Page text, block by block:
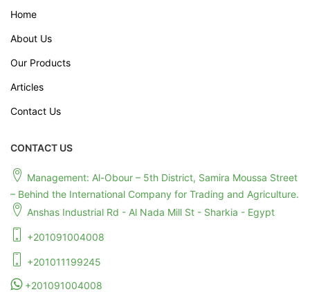
Home
About Us
Our Products
Articles
Contact Us
CONTACT US
Management: Al-Obour – 5th District, Samira Moussa Street
– Behind the International Company for Trading and Agriculture.
Anshas Industrial Rd - Al Nada Mill St - Sharkia - Egypt
+201091004008
+201011199245
+201091004008